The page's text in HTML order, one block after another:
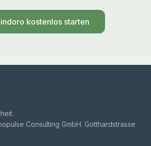
kostenlos starten
Consulting GmbH. Gotthardstrasse